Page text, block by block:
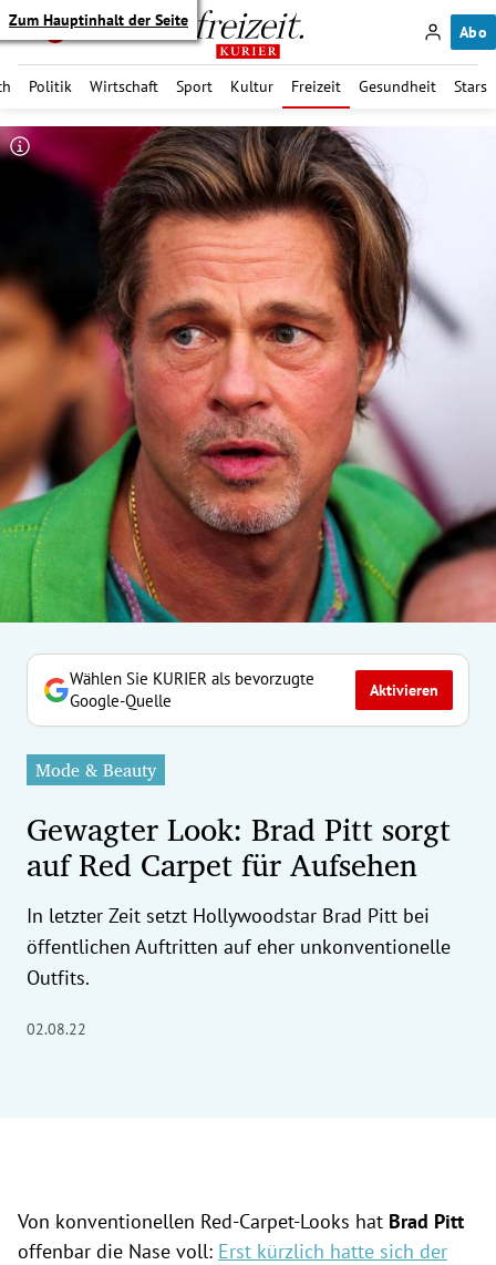
Zum Hauptinhalt der Seite
Abo
Politik Wirtschaft Sport Kultur Freizeit Gesundheit Stars
Untermenü
Untermenü
Untermenü
Untermenü
Untermenü
Untermenü
Untermenü
Untermenü
Untermenü
Wählen Sie KURIER als bevorzugte
Google-Quelle
Aktivieren
Mode & Beauty
Gewagter Look: Brad Pitt sorgt
auf Red Carpet für Aufsehen
In letzter Zeit setzt Hollywoodstar Brad Pitt bei
öffentlichen Auftritten auf eher unkonventionelle
Outfits.
02.08.22
Von konventionellen Red-Carpet-Looks hat Brad Pitt
offenbar die Nase voll: Erst kürzlich hatte sich der